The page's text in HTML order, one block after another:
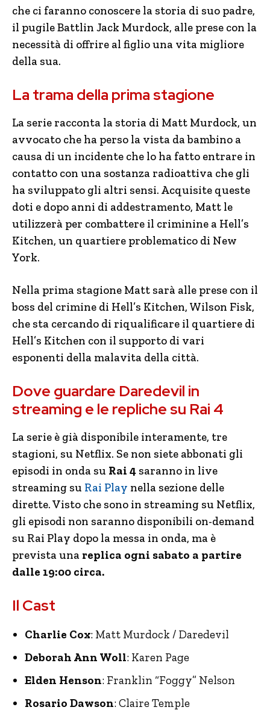
che ci faranno conoscere la storia di suo padre,
il pugile Battlin Jack Murdock, alle prese con la
necessità di offrire al figlio una vita migliore
della sua.
La trama della prima stagione
La serie racconta la storia di Matt Murdock, un
avvocato che ha perso la vista da bambino a
causa di un incidente che lo ha fatto entrare in
contatto con una sostanza radioattiva che gli
ha sviluppato gli altri sensi. Acquisite queste
doti e dopo anni di addestramento, Matt le
utilizzerà per combattere il criminine a Hell’s
Kitchen, un quartiere problematico di New
York.
Nella prima stagione Matt sarà alle prese con il
boss del crimine di Hell’s Kitchen, Wilson Fisk,
che sta cercando di riqualificare il quartiere di
Hell’s Kitchen con il supporto di vari
esponenti della malavita della città.
Dove guardare Daredevil in
streaming e le repliche su Rai 4
La serie è già disponibile interamente, tre
stagioni, su Netflix. Se non siete abbonati gli
episodi in onda su Rai 4 saranno in live
streaming su Rai Play nella sezione delle
dirette. Visto che sono in streaming su Netflix,
gli episodi non saranno disponibili on-demand
su Rai Play dopo la messa in onda, ma è
prevista una replica ogni sabato a partire
dalle 19:00 circa.
Il Cast
Charlie Cox: Matt Murdock / Daredevil
Deborah Ann Woll: Karen Page
Elden Henson: Franklin “Foggy” Nelson
Rosario Dawson: Claire Temple